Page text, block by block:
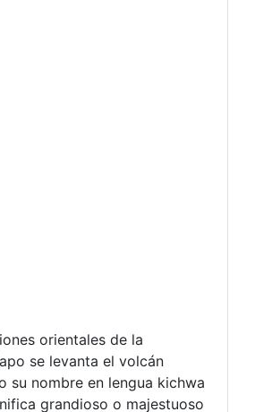
orientales de la
se levanta el volcán
su nombre en lengua kichwa
grandioso o majestuoso